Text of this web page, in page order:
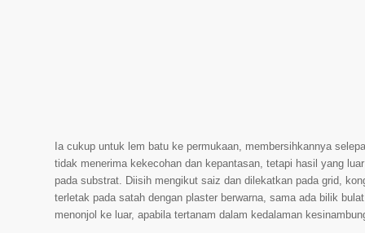
Ia cukup untuk lem batu ke permukaan, membersihkannya
tidak menerima kekecohan dan kepantasan, tetapi hasil yang
pada substrat. Diisih mengikut saiz dan dilekatkan pada grid,
terletak pada satah dengan plaster berwarna, sama ada bilik
menonjol ke luar, apabila tertanam dalam kedalaman